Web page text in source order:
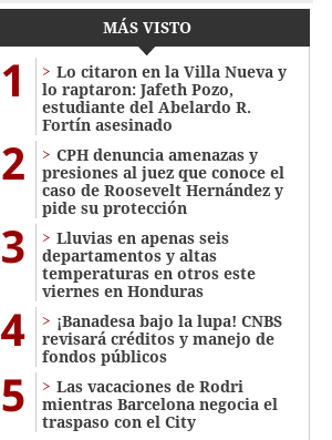
MÁS VISTO
1
Lo citaron en la Villa Nueva y
lo raptaron: Jafeth Pozo,
estudiante del Abelardo R.
Fortín asesinado
2
CPH denuncia amenazas y
presiones al juez que conoce el
caso de Roosevelt Hernández y
pide su protección
3
Lluvias en apenas seis
departamentos y altas
temperaturas en otros este
viernes en Honduras
4
¡Banadesa bajo la lupa! CNBS
revisará créditos y manejo de
fondos públicos
5
Las vacaciones de Rodri
mientras Barcelona negocia el
traspaso con el City